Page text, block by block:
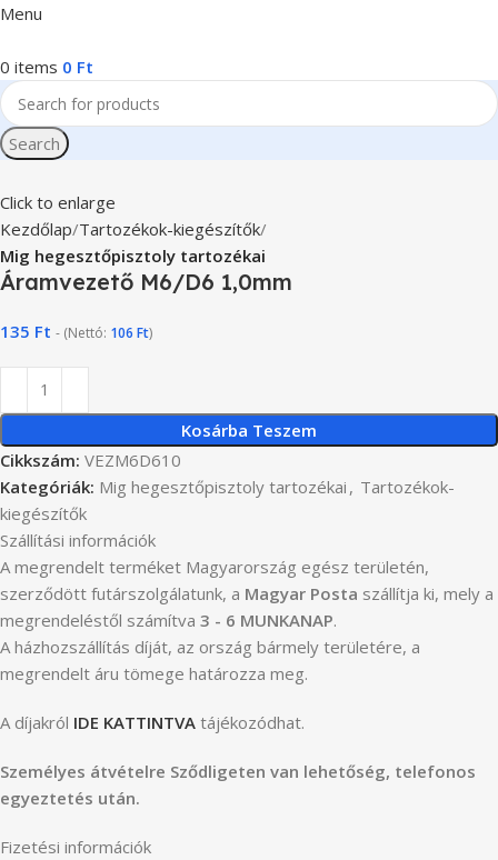
Menu
0 items 0 Ft
Search
Click to enlarge
Kezdőlap Tartozékok-kiegészítők
Mig hegesztőpisztoly tartozékai
Áramvezető M6/D6 1,0mm
135 Ft - (Nettó: 106 Ft)
Kosárba Teszem
Cikkszám: VEZM6D610
Kategóriák: Mig hegesztőpisztoly tartozékai , Tartozékok-
kiegészítők
Szállítási információk
A megrendelt terméket Magyarország egész területén,
szerződött futárszolgálatunk, a Magyar Posta szállítja ki, mely a
megrendeléstől számítva 3 - 6 MUNKANAP.
A házhozszállítás díját, az ország bármely területére, a
megrendelt áru tömege határozza meg.
A díjakról IDE KATTINTVA tájékozódhat.
Személyes átvételre Sződligeten van lehetőség, telefonos
egyeztetés után.
Fizetési információk